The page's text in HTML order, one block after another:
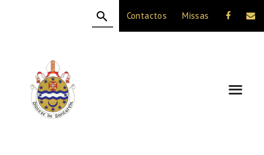
Contactos Missas
A DIOCESE
CELEBRAÇÃO
VIDA CRISTÃ
NOTÍCIAS